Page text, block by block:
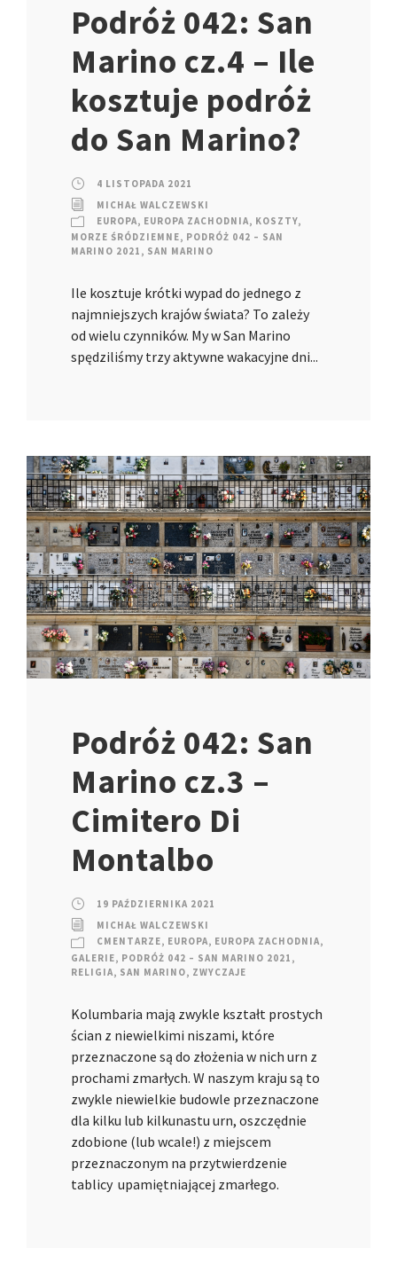
Podróż 042: San
Marino cz.4 – Ile
kosztuje podróż
do San Marino?
4 LISTOPADA 2021
MICHAŁ WALCZEWSKI
EUROPA, EUROPA ZACHODNIA, KOSZTY,
MORZE ŚRÓDZIEMNE, PODRÓŻ 042 – SAN
MARINO 2021 , SAN MARINO
Ile kosztuje krótki wypad do jednego z
najmniejszych krajów świata? To zależy
od wielu czynników. My w San Marino
spędziliśmy trzy aktywne wakacyjne dni...
Podróż 042: San
Marino cz.3 –
Cimitero Di
Montalbo
19 PAŹDZIERNIKA 2021
MICHAŁ WALCZEWSKI
CMENTARZE, EUROPA, EUROPA ZACHODNIA,
GALERIE, PODRÓŻ 042 – SAN MARINO 2021 ,
RELIGIA, SAN MARINO, ZWYCZAJE
Kolumbaria mają zwykle kształt prostych
ścian z niewielkimi niszami, które
przeznaczone są do złożenia w nich urn z
prochami zmarłych. W naszym kraju są to
zwykle niewielkie budowle przeznaczone
dla kilku lub kilkunastu urn, oszczędnie
zdobione (lub wcale!) z miejscem
przeznaczonym na przytwierdzenie
tablicy upamiętniającej zmarłego.